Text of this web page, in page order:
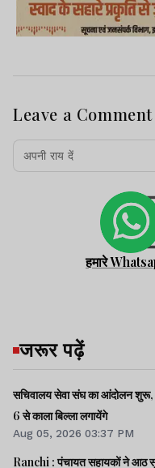
Leave a Comment
हमारे
जरूर पढ़ें
सचिवालय सेवा संघ का आंदोलन शुरू,
6 से काला बिल्ला लगायेंगे
Aug 05, 2026 03:37 PM
Ranchi : पंचायत सहायकों ने आठ